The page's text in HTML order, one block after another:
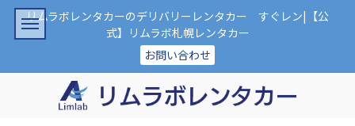
リムラボレンタカーのデリバリーレンタカー すぐレン|【公
式】リムラボ札幌レンタカー
お問い合わせ